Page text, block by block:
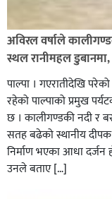
अविरल वर्षाले
स्थल रानीमहल डुबानमा,
पाल्पा । गएरातीदेखि
रहेको पाल्पाको प्रमुख
छ । कालीगण्डकी नदी र
सतह बढेको स्थानीय दीपक
निर्माण भएका आधा दर्जन
उनले बताए […]